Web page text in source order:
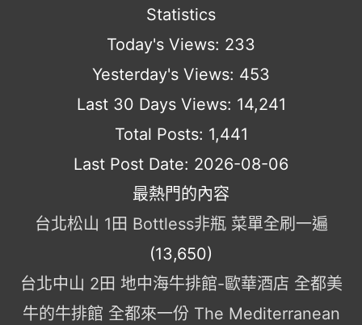
Statistics
Today's Views: 233
Yesterday's Views: 453
Last 30 Days Views: 14,241
Total Posts: 1,441
Last Post Date: 2026-08-06
最熱門的內容
台北松山 1田 Bottless非瓶 菜單全刷一遍
(13,650)
台北中山 2田 地中海牛排館-歐華酒店 全都美
牛的牛排館 全都來一份 The Mediterranean